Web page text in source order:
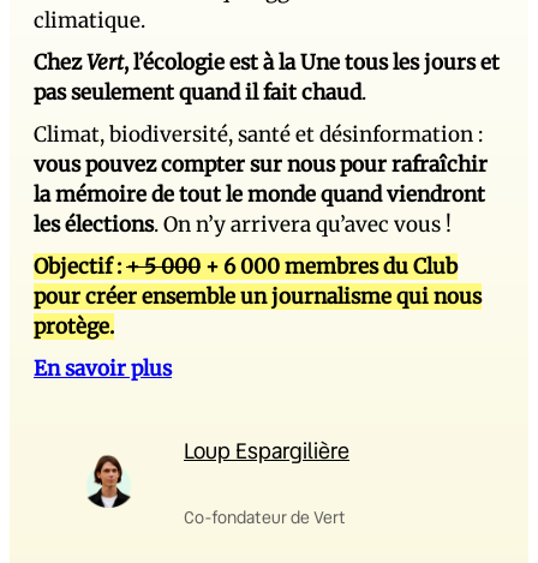
climatique.
ChezVert, l’écologie est à la Une tous les jours et
pas seulement quand il fait chaud.
Climat, biodiversité, santé et désinformation :
vous pouvez compter sur nous pour rafraîchir
la mémoire de tout le monde quand viendront
les élections. On n’y arrivera qu’avec vous !
Objectif :+ 5 000 + 6 000 membres du Club
pour créer ensemble un journalisme qui nous
protège.
En savoir plus
Loup Espargilière
Co-fondateur de Vert